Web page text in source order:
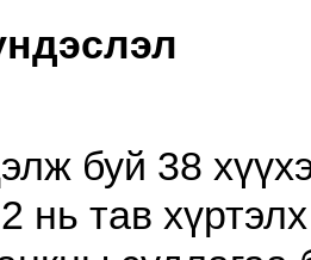
буй 38
нь тав